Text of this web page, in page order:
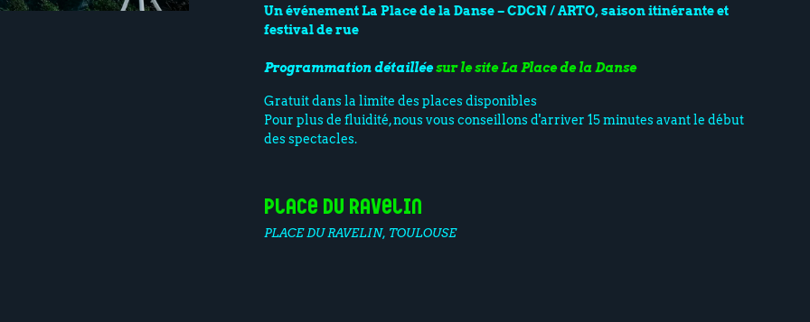
Un événement La Place de la Danse – CDCN / ARTO, saison itinérante et
festival de rue
Programmation détailléesur le site La Place de la Danse
Gratuit dans la limite des places disponibles
Pour plus de fluidité, nous vous conseillons d'arriver 15 minutes avant le début
des spectacles.
Place du Ravelin
PLACE DU RAVELIN, TOULOUSE